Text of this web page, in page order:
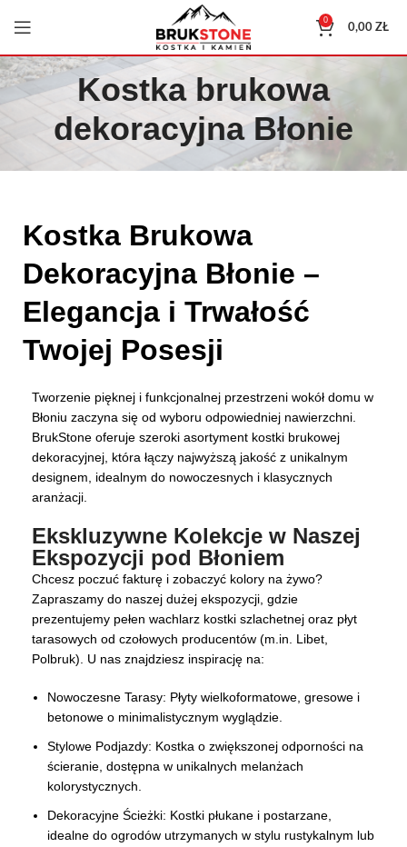
0
0,00ZŁ
Kostka brukowa
dekoracyjna Błonie
Kostka Brukowa
Dekoracyjna Błonie –
Elegancja i Trwałość
Twojej Posesji
Tworzenie pięknej i funkcjonalnej przestrzeni wokół domu w
Błoniu zaczyna się od wyboru odpowiedniej nawierzchni.
BrukStone oferuje szeroki asortyment kostki brukowej
dekoracyjnej, która łączy najwyższą jakość z unikalnym
designem, idealnym do nowoczesnych i klasycznych
aranżacji.
Ekskluzywne Kolekcje w Naszej
Ekspozycji pod Błoniem
Chcesz poczuć fakturę i zobaczyć kolory na żywo?
Zapraszamy do naszej dużej ekspozycji, gdzie
prezentujemy pełen wachlarz kostki szlachetnej oraz płyt
tarasowych od czołowych producentów (m.in. Libet,
Polbruk). U nas znajdziesz inspirację na:
Nowoczesne Tarasy: Płyty wielkoformatowe, gresowe i
betonowe o minimalistycznym wyglądzie.
Stylowe Podjazdy: Kostka o zwiększonej odporności na
ścieranie, dostępna w unikalnych melanżach
kolorystycznych.
Dekoracyjne Ścieżki: Kostki płukane i postarzane,
idealne do ogrodów utrzymanych w stylu rustykalnym lub